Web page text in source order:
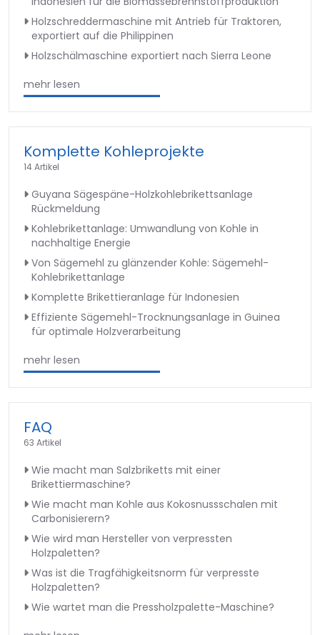
Holzschreddermaschine mit Antrieb für Traktoren,
exportiert auf die Philippinen
Holzschälmaschine exportiert nach Sierra Leone
mehr lesen
Komplette Kohleprojekte
14 Artikel
Guyana Sägespäne-Holzkohlebrikettsanlage
Rückmeldung
Kohlebrikettanlage: Umwandlung von Kohle in
nachhaltige Energie
Von Sägemehl zu glänzender Kohle: Sägemehl-
Kohlebrikettanlage
Komplette Brikettieranlage für Indonesien
Effiziente Sägemehl-Trocknungsanlage in Guinea
für optimale Holzverarbeitung
mehr lesen
FAQ
63 Artikel
Wie macht man Salzbriketts mit einer
Brikettiermaschine?
Wie macht man Kohle aus Kokosnussschalen mit
Carbonisierern?
Wie wird man Hersteller von verpressten
Holzpaletten?
Was ist die Tragfähigkeitsnorm für verpresste
Holzpaletten?
Wie wartet man die Pressholzpalette-Maschine?